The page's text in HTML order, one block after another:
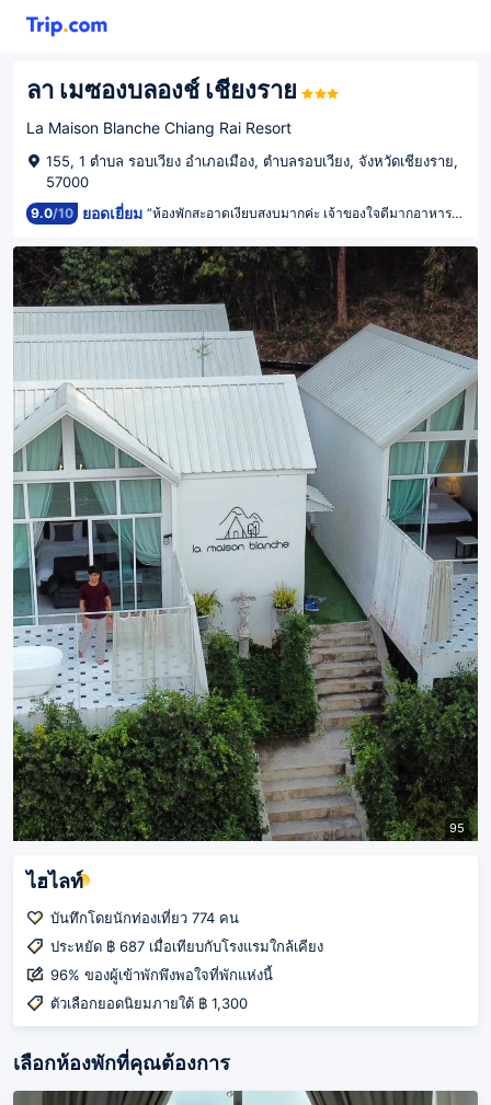
ลา เมซองบลองช์ เชียงราย
La Maison Blanche Chiang Rai Resort
155, 1 ตำบล รอบเวียง อำเภอเมือง, ตำบลรอบเวียง, จังหวัดเชียงราย,
57000
9.0/10 ยอดเยี่ยม “ห้องพักสะอาดเงียบสงบมากค่ะ เจ้าของใจดีมากอาหารอร่อยมากค่ะประทับใจมากค่ะคอนเฟริมกับมาพักซ้ำแน่นอน☺️🥰”
95
ไฮไลท์
บันทึกโดยนักท่องเที่ยว 774 คน
ประหยัด ฿ 687 เมื่อเทียบกับโรงแรมใกล้เคียง
96% ของผู้เข้าพักพึงพอใจที่พักแห่งนี้
ตัวเลือกยอดนิยมภายใต้ ฿ 1,300
เลือกห้องพักที่คุณต้องการ